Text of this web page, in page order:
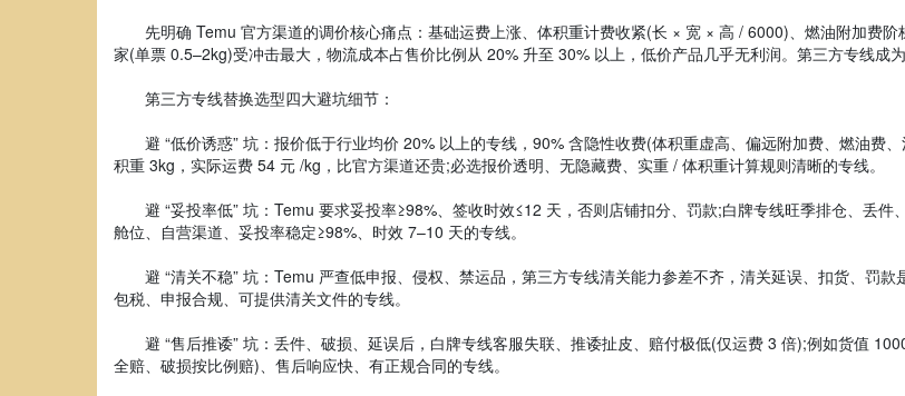
先明确 Temu 官方渠道的调价核心痛点：基础运费上涨、体积重计费收紧(长 × 宽 × 高 / 6000)、燃油附加费
家(单票 0.5–2kg)受冲击最大，物流成本占售价比例从 20% 升至 30% 以上，低价产品几乎无利润。第三方专线成
第三方专线替换选型四大避坑细节：
避 “低价诱惑” 坑：报价低于行业均价 20% 以上的专线，90% 含隐性收费(体积重虚高、偏远附加费、燃油费
积重 3kg，实际运费 54 元 /kg，比官方渠道还贵;必选报价透明、无隐藏费、实重 / 体积重计算规则清晰的专线。
避 “妥投率低” 坑：Temu 要求妥投率≥98%、签收时效≤12 天，否则店铺扣分、罚款;白牌专线旺季排仓、丢件
舱位、自营渠道、妥投率稳定≥98%、时效 7–10 天的专线。
避 “清关不稳” 坑：Temu 严查低申报、侵权、禁运品，第三方专线清关能力参差不齐，清关延误、扣货、罚
包税、申报合规、可提供清关文件的专线。
避 “售后推诿” 坑：丢件、破损、延误后，白牌专线客服失联、推诿扯皮、赔付极低(仅运费 3 倍);例如货值
全赔、破损按比例赔)、售后响应快、有正规合同的专线。